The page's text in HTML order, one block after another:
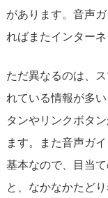
があります。音声
ればまたインターネ
ただ異なるのは、
れている情報が多
タンやリンクボタ
ます。また音声ガ
基本なので、目当
と、なかなかたど